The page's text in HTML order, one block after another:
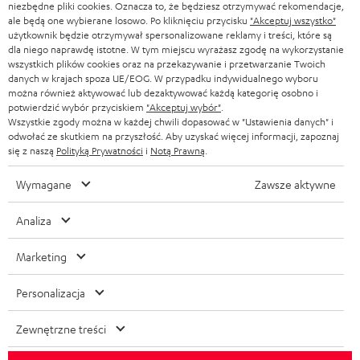
niezbędne pliki cookies. Oznacza to, że będziesz otrzymywać rekomendacje,
ale będą one wybierane losowo. Po kliknięciu przycisku "Akceptuj wszystko"
użytkownik będzie otrzymywał spersonalizowane reklamy i treści, które są
dla niego naprawdę istotne. W tym miejscu wyrażasz zgodę na wykorzystanie
wszystkich plików cookies oraz na przekazywanie i przetwarzanie Twoich
danych w krajach spoza UE/EOG. W przypadku indywidualnego wyboru
można również aktywować lub dezaktywować każdą kategorię osobno i
potwierdzić wybór przyciskiem "Akceptuj wybór"
Wszystkie zgody można w każdej chwili dopasować w "Ustawienia danych" i
odwołać ze skutkiem na przyszłość. Aby uzyskać więcej informacji, zapoznaj
się z naszą Polityką Prywatności i Notą Prawną
Wymagane Zawsze aktywne
Analiza
Marketing
Personalizacja
Zewnętrzne treści